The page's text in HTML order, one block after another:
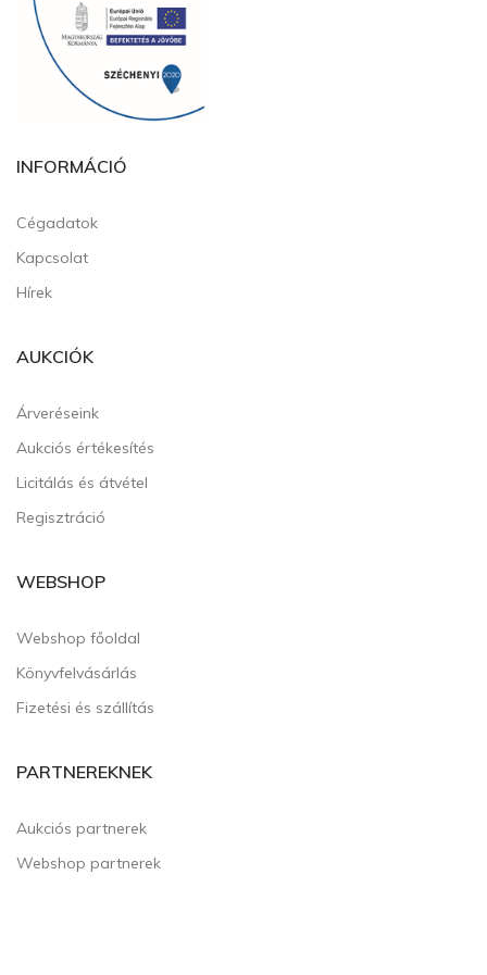
INFORMÁCIÓ
Cégadatok
Kapcsolat
Hírek
AUKCIÓK
Árveréseink
Aukciós értékesítés
Licitálás és átvétel
Regisztráció
WEBSHOP
Webshop főoldal
Könyvfelvásárlás
Fizetési és szállítás
PARTNEREKNEK
Aukciós partnerek
Webshop partnerek